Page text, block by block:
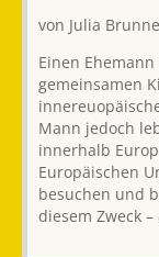
von Julia
Einen
gemeinsamen
Mann jedoch
innerhalb
Europäischen
besuchen und
diesem Zweck